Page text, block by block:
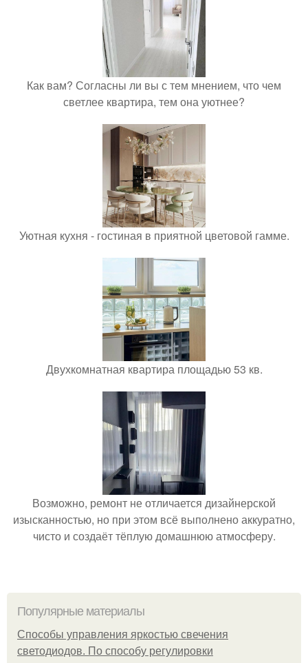
Как вам? Согласны ли вы с тем мнением, что чем
светлее квартира, тем она уютнее?
Уютная кухня - гостиная в приятной цветовой гамме.
Двухкомнатная квартира площадью 53 кв.
Возможно, ремонт не отличается дизайнерской
изысканностью, но при этом всё выполнено аккуратно,
чисто и создаёт тёплую домашнюю атмосферу.
Популярные материалы
Способы управления яркостью свечения
светодиодов. По способу регулировки